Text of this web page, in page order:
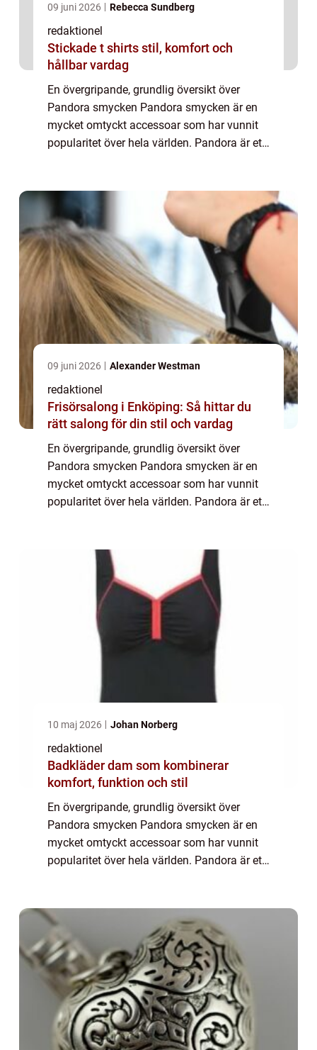
09 juni 2026 Rebecca Sundberg
redaktionel
Stickade t shirts stil, komfort och
hållbar vardag
En övergripande, grundlig översikt över
Pandora smycken Pandora smycken är en
mycket omtyckt accessoar som har vunnit
popularitet över hela världen. Pandora är ett
09 juni 2026 Alexander Westman
redaktionel
Frisörsalong i Enköping: Så hittar du
rätt salong för din stil och vardag
En övergripande, grundlig översikt över
Pandora smycken Pandora smycken är en
mycket omtyckt accessoar som har vunnit
popularitet över hela världen. Pandora är ett
10 maj 2026 Johan Norberg
redaktionel
Badkläder dam som kombinerar
komfort, funktion och stil
En övergripande, grundlig översikt över
Pandora smycken Pandora smycken är en
mycket omtyckt accessoar som har vunnit
popularitet över hela världen. Pandora är ett
Winni...